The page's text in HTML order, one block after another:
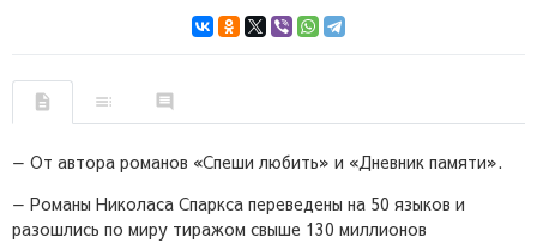
— От автора романов «Спеши любить» и «Дневник памяти».
— Романы Николаса Спаркса переведены на 50 языков и
разошлись по миру тиражом свыше 130 миллионов